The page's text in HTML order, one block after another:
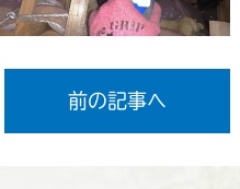
前の記事へ